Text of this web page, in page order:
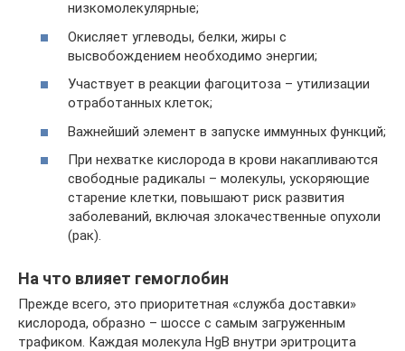
низкомолекулярные;
Окисляет углеводы, белки, жиры с
высвобождением необходимо энергии;
Участвует в реакции фагоцитоза – утилизации
отработанных клеток;
Важнейший элемент в запуске иммунных функций;
При нехватке кислорода в крови накапливаются
свободные радикалы – молекулы, ускоряющие
старение клетки, повышают риск развития
заболеваний, включая злокачественные опухоли
(рак).
На что влияет гемоглобин
Прежде всего, это приоритетная «служба доставки»
кислорода, образно – шоссе с самым загруженным
трафиком. Каждая молекула HgB внутри эритроцита